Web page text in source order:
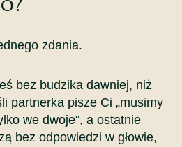
zdania.
bez budzika dawniej, niż
partnerka pisze Ci „musimy
we dwoje", a ostatnie
bez odpowiedzi w głowie,